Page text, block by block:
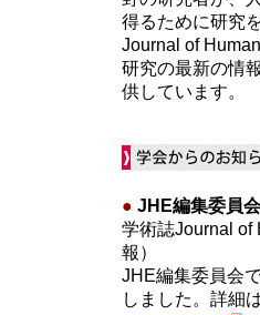
得るために研究
Journal of
研究の最新の情
供しています。
● JHE編集委員
学術誌Journal of
報）
JHE編集委員会
しました。詳細